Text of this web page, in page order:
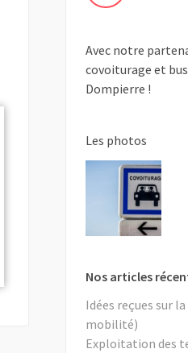
Avec notre
covoiturage et
Dompierre !
Les photos
Nos articles
Idées reçues sur
mobilité)
Exploitation des